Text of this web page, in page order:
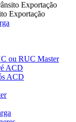
Exportação
Exportação
ou RUC Master
ACD
ACD